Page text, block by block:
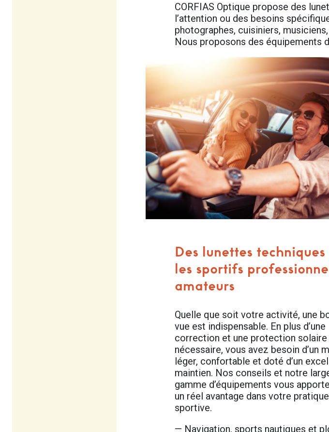
CORFIAS Optique propose des
l’attention ou des besoins
photographes, cuisiniers,
Nous proposons des équipements
Des lunettes
les sportifs
amateurs
Quelle que soit votre activité, une
vue est indispensable. En plus d’une
correction et une protection solaire
nécessaire, vous avez besoin d’un
léger, confortable et doté d’un
maintien. Nos conseils et notre
gamme d’équipements vous
un réel avantage dans votre pratique
sportive.
— Navigation, sports nautiques et